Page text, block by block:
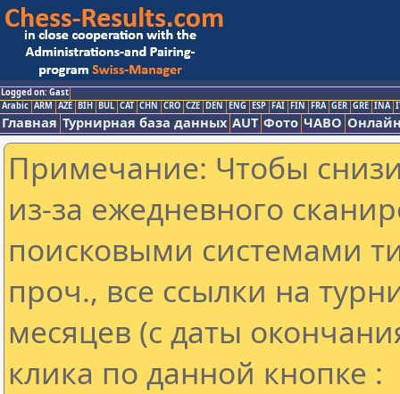
Logged on: Gast
Arabic ARM AZE BIH BUL CAT CHN CRO CZE DEN ENG ESP FAI FIN FRA GER GRE INA
Главная Турнирная база данных AUT Фото ЧАВО
Примечание: Чтобы
из-за ежедневного
поисковыми системами
проч., все ссылки на
месяцев (с даты
клика по данной кнопке :